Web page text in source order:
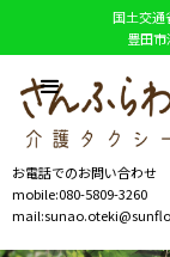
国土交通
豊田
お電話でのお問い合わせ
mobile:080-5809-3260